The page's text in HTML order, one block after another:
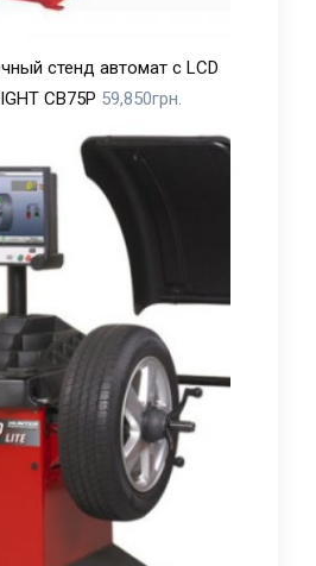
стенд автомат с LCD
CB75P 59,850грн.